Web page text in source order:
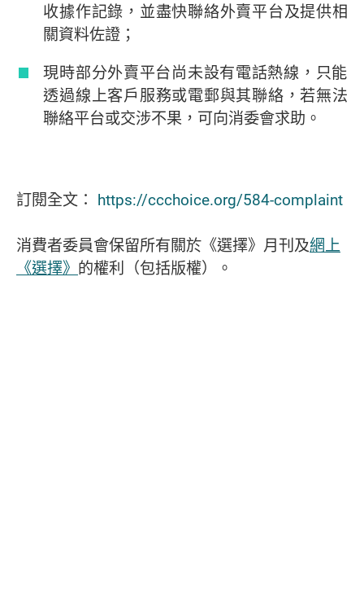
收據作記錄，並盡快聯絡外賣平台及提供相
關資料佐證；
現時部分外賣平台尚未設有電話熱線，只能
透過線上客戶服務或電郵與其聯絡，若無法
聯絡平台或交涉不果，可向消委會求助。
訂閱全文： https://ccchoice.org/584-complaint
消費者委員會保留所有關於《選擇》月刊及網上
《選擇》 的權利（包括版權）。